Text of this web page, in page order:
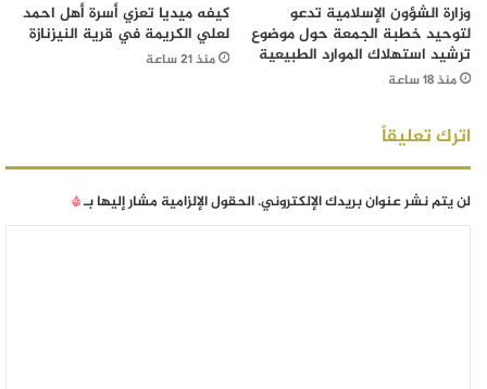
وزارة الشؤون الإسلامية تدعو
لتوحيد خطبة الجمعة حول موضوع
ترشيد استهلاك الموارد الطبيعية
منذ 18 ساعة
كيفه ميديا تعزي أسرة أهل احمد
لعلي الكريمة في قرية النيزنازة
منذ 21 ساعة
اترك تعليقاً
لن يتم نشر عنوان بريدك الإلكتروني.الحقول الإلزامية مشار إليها بـ*